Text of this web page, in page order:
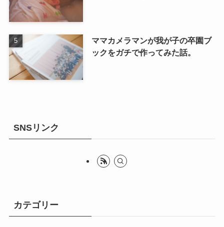
ママカメラマンが我が子の卒園ブ
ックをガチで作ってみた話。
SNSリンク
カテゴリー